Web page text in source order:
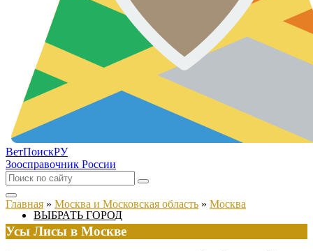
ВетПоискРУ
Зоосправочник России
ВЫБРАТЬ ГОРОД
Главная » Москва и Московская область » Москва
Усы Лисы в Москве